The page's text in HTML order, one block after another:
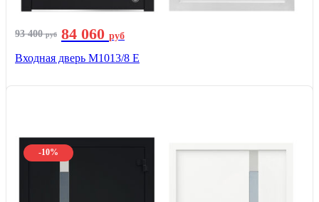
93 400руб 84 060 руб
Входная дверь М1013/8 E
-10%